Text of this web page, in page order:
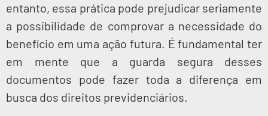
entanto, essa prática pode prejudicar seriamente
a possibilidade de comprovar a necessidade do
benefício em uma ação futura. É fundamental ter
em mente que a guarda segura desses
documentos pode fazer toda a diferença em
busca dos direitos previdenciários.